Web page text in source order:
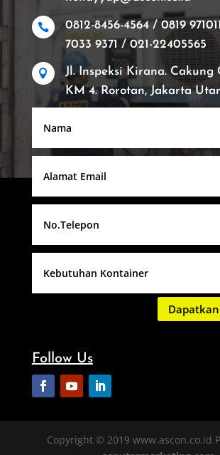

0812-8456-4564 / 0819
7033 9371 / 021-22405565

Jl. Inspeksi Kirana. Cakung
KM 4. Rorotan, Jakarta
Follow Us
Copyright © 2019 www.ascon.co.id